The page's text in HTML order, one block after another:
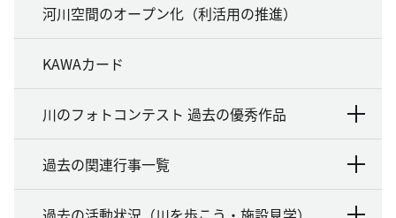
河川空間のオープン化（利活用の推進）
KAWAカード
川のフォトコンテスト 過去の優秀作品
過去の関連行事一覧